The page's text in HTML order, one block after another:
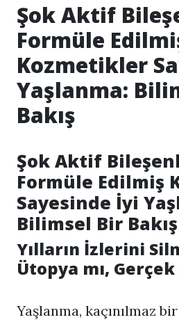
Şok Aktif
Formüle
Kozmetikler
Yaşlanma:
Bakış
Şok Aktif
Formüle Edilmiş
Sayesinde İyi
Bilimsel Bir Bakış
Yılların İzlerini
Ütopya mı,
Yaşlanma, kaçınılmaz